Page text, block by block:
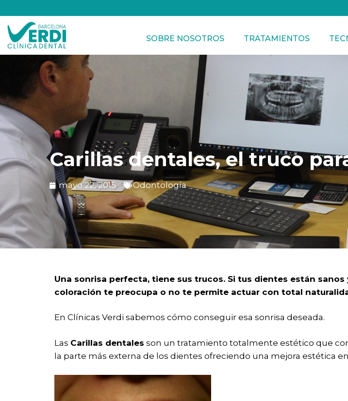
SOBRE NOSOTROS TRATAMIENTOS
Carillas dentales, el truco
mayo 22, 2015 Odontología
Una sonrisa perfecta, tiene sus trucos. Si tus dientes están
coloración te preocupa o no te permite actuar con total
En Clínicas Verdi sabemos cómo conseguir esa sonrisa deseada.
Las Carillas dentales son un tratamiento totalmente estético que
la parte más externa de los dientes ofreciendo una mejora estética